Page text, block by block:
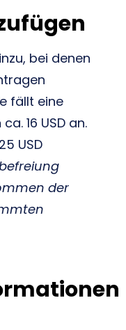
bei denen
fällt eine
16 USD an.
USD
der